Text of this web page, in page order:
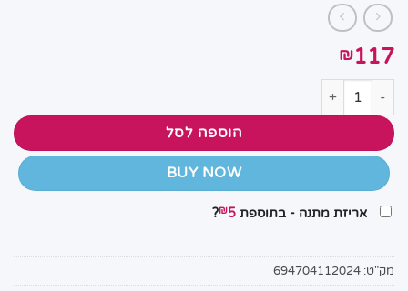
₪117
כמות של נבולוס סטארס ערכת משאלות הגלקסיה 11202 צנצנות משאלות גלקסיות של כוכבים
הוספה לסל
BUY NOW
אריזת מתנה - בתוספת ₪5
?
מק"ט: 694704112024